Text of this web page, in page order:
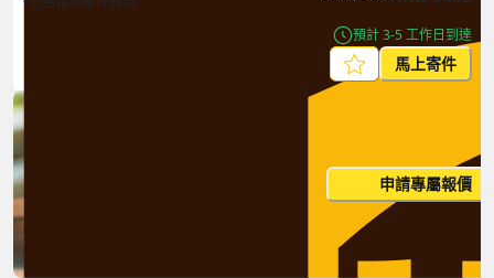
預計 3-5 工作日到達
馬上寄件
申請專屬報價